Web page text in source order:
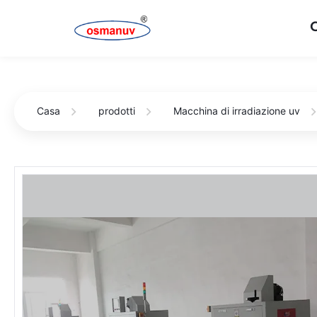
Casa prodotti Macchina di irradiazione uv